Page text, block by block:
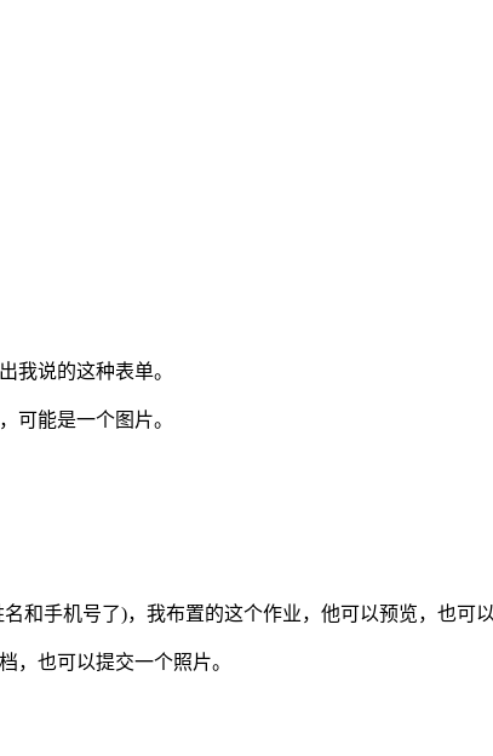
我说的这种表单。
可能是一个图片。
和手机号了)，我布置的这个作业，他可以预览，也可以
，也可以提交一个照片。